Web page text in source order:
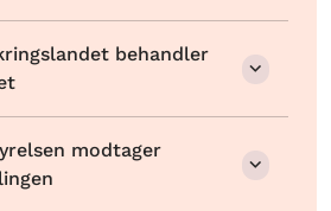
behandler
modtager